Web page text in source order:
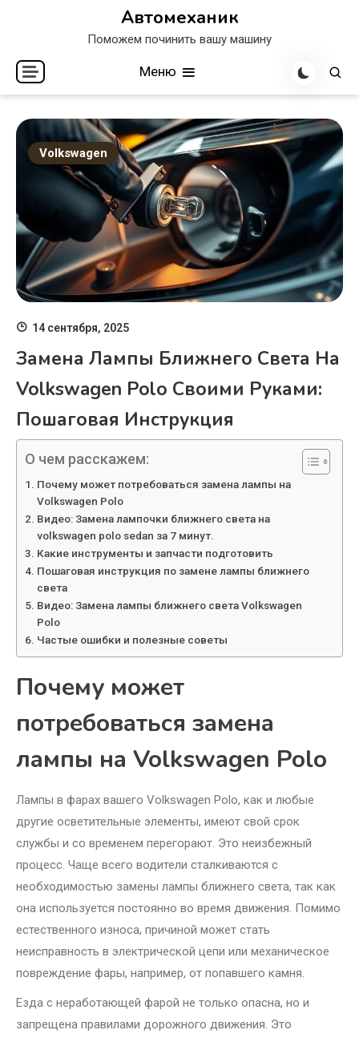
Автомеханик
Поможем починить вашу машину
Меню
Volkswagen
14 сентября, 2025
Замена Лампы Ближнего Света На
Volkswagen Polo Своими Руками:
Пошаговая Инструкция
О чем расскажем:
Почему может потребоваться замена лампы на
Volkswagen Polo
Видео: Замена лампочки ближнего света на
volkswagen polo sedan за 7 минут.
Какие инструменты и запчасти подготовить
Пошаговая инструкция по замене лампы ближнего
света
Видео: Замена лампы ближнего света Volkswagen
Polo
Частые ошибки и полезные советы
Почему может
потребоваться замена
лампы на Volkswagen Polo
Лампы в фарах вашего Volkswagen Polo, как и любые
другие осветительные элементы, имеют свой срок
службы и со временем перегорают. Это неизбежный
процесс. Чаще всего водители сталкиваются с
необходимостью замены лампы ближнего света, так как
она используется постоянно во время движения. Помимо
естественного износа, причиной может стать
неисправность в электрической цепи или механическое
повреждение фары, например, от попавшего камня.
Езда с неработающей фарой не только опасна, но и
запрещена правилами дорожного движения. Это